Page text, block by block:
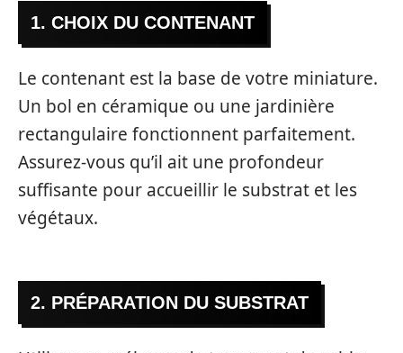
1. CHOIX DU CONTENANT
Le contenant est la base de votre miniature.
Un bol en céramique ou une jardinière
rectangulaire fonctionnent parfaitement.
Assurez-vous qu’il ait une profondeur
suffisante pour accueillir le substrat et les
végétaux.
2. PRÉPARATION DU SUBSTRAT